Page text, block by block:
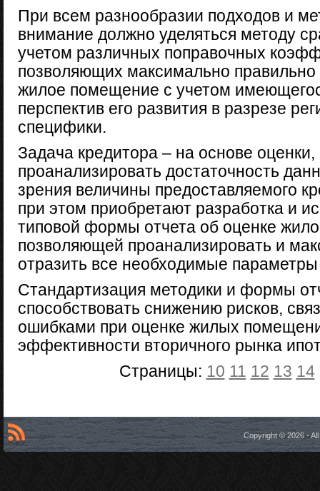
При всем разнообразии подходов и
внимание должно уделяться методу
учетом различных поправочных
позволяющих максимально
жилое помещение с учетом
перспектив его развития в разрезе
специфики.
Задача кредитора – на основе
проанализировать достаточность
зрения величины предоставляемого
при этом приобретают разработка и
типовой формы отчета об оценке
позволяющей проанализировать и
отразить все необходимые
Стандартизация методики и формы
способствовать снижению рисков,
ошибками при оценке жилых
эффективности вторичного рынка
Страницы: 10 11 12 13 14
Copyright © 2026 -